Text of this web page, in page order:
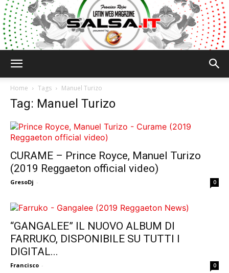
Home Tags Manuel Turizo
Tag: Manuel Turizo
CURAME – Prince Royce, Manuel Turizo
(2019 Reggaeton official video)
GresoDj - 0
“GANGALEE” IL NUOVO ALBUM DI
FARRUKO, DISPONIBILE SU TUTTI I
DIGITAL...
Francisco - 0